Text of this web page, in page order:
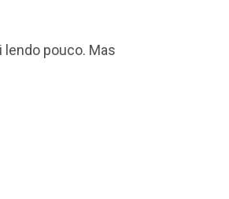
pouco. Mas